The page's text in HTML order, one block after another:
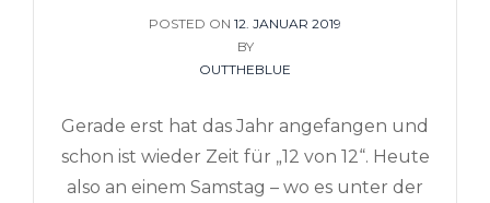
POSTED ON POSTED
ON
12. JANUAR 2019
BY
OUTTHEBLUE
Gerade erst hat das Jahr angefangen und
schon ist wieder Zeit für „12 von 12“. Heute
also an einem Samstag – wo es unter der